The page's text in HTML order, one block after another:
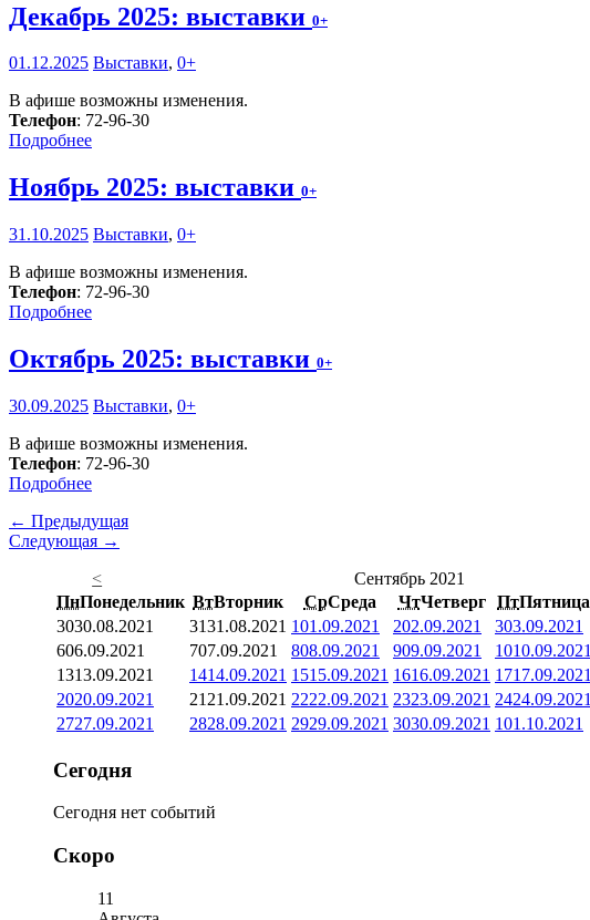
Декабрь 2025: выставки 0+
01.12.2025 Выставки, 0+
В афише возможны изменения.
Телефон: 72-96-30
Подробнее
Ноябрь 2025: выставки 0+
31.10.2025 Выставки, 0+
В афише возможны изменения.
Телефон: 72-96-30
Подробнее
Октябрь 2025: выставки 0+
30.09.2025 Выставки, 0+
В афише возможны изменения.
Телефон: 72-96-30
Подробнее
← Предыдущая
Следующая →
<
Сентябрь 2021
ПнПонедельник ВтВторник СрСреда ЧтЧетверг ПтПятница
3030.08.2021 3131.08.2021 101.09.2021 202.09.2021 303.09.2021
606.09.2021 707.09.2021 808.09.2021 909.09.2021 1010.09.2021
1313.09.2021 1414.09.2021 1515.09.2021 1616.09.2021 1717.09.2021
2020.09.2021 21 21.09.2021 2222.09.2021 2323.09.2021 2424.09.2021
2727.09.2021 2828.09.2021 2929.09.2021 3030.09.2021 101.10.2021
Сегодня
Сегодня нет событий
Скоро
11